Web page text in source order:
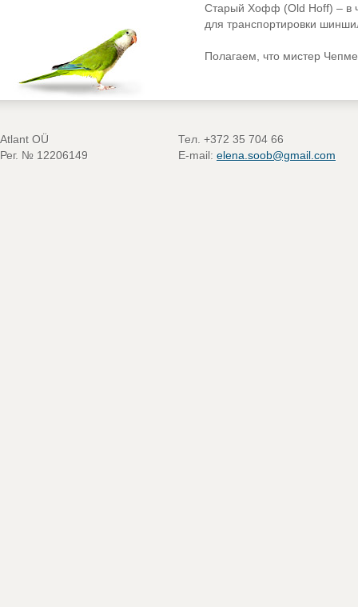
Старый Хофф (Old Hoff) – в
для транспортировки
Полагаем, что мистер
Atlant OÜ
Рег. № 12206149
Тел. +372 35 704 66
E-mail: elena.soob@gmail.com